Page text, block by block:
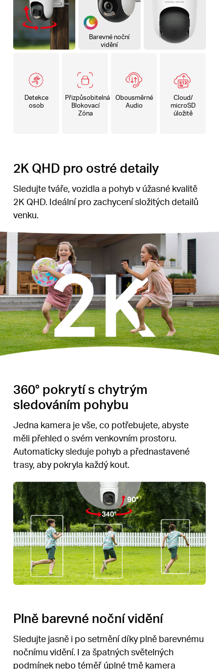
Barevné noční
vidění
Detekce
osob
Přizpůsobitelná
Blokovací
Zóna
Obousměrné
Audio
Cloud/
microSD
úložitě
2K QHD pro ostré detaily
Sledujte tváře, vozidla a pohyb v úžasné kvalitě
2K QHD. Ideální pro zachycení složitých detailů
venku.
360° pokrytí s chytrým
sledováním pohybu
Jedna kamera je vše, co potřebujete, abyste
měli přehled o svém venkovním prostoru.
Automaticky sleduje pohyb a přednastavené
trasy, aby pokryla každý kout.
Plně barevné noční vidění
Sledujte jasně i po setmění díky plně barevnému
nočnímu vidění. I za špatných světelných
podmínek nebo téměř úplné tmě kamera